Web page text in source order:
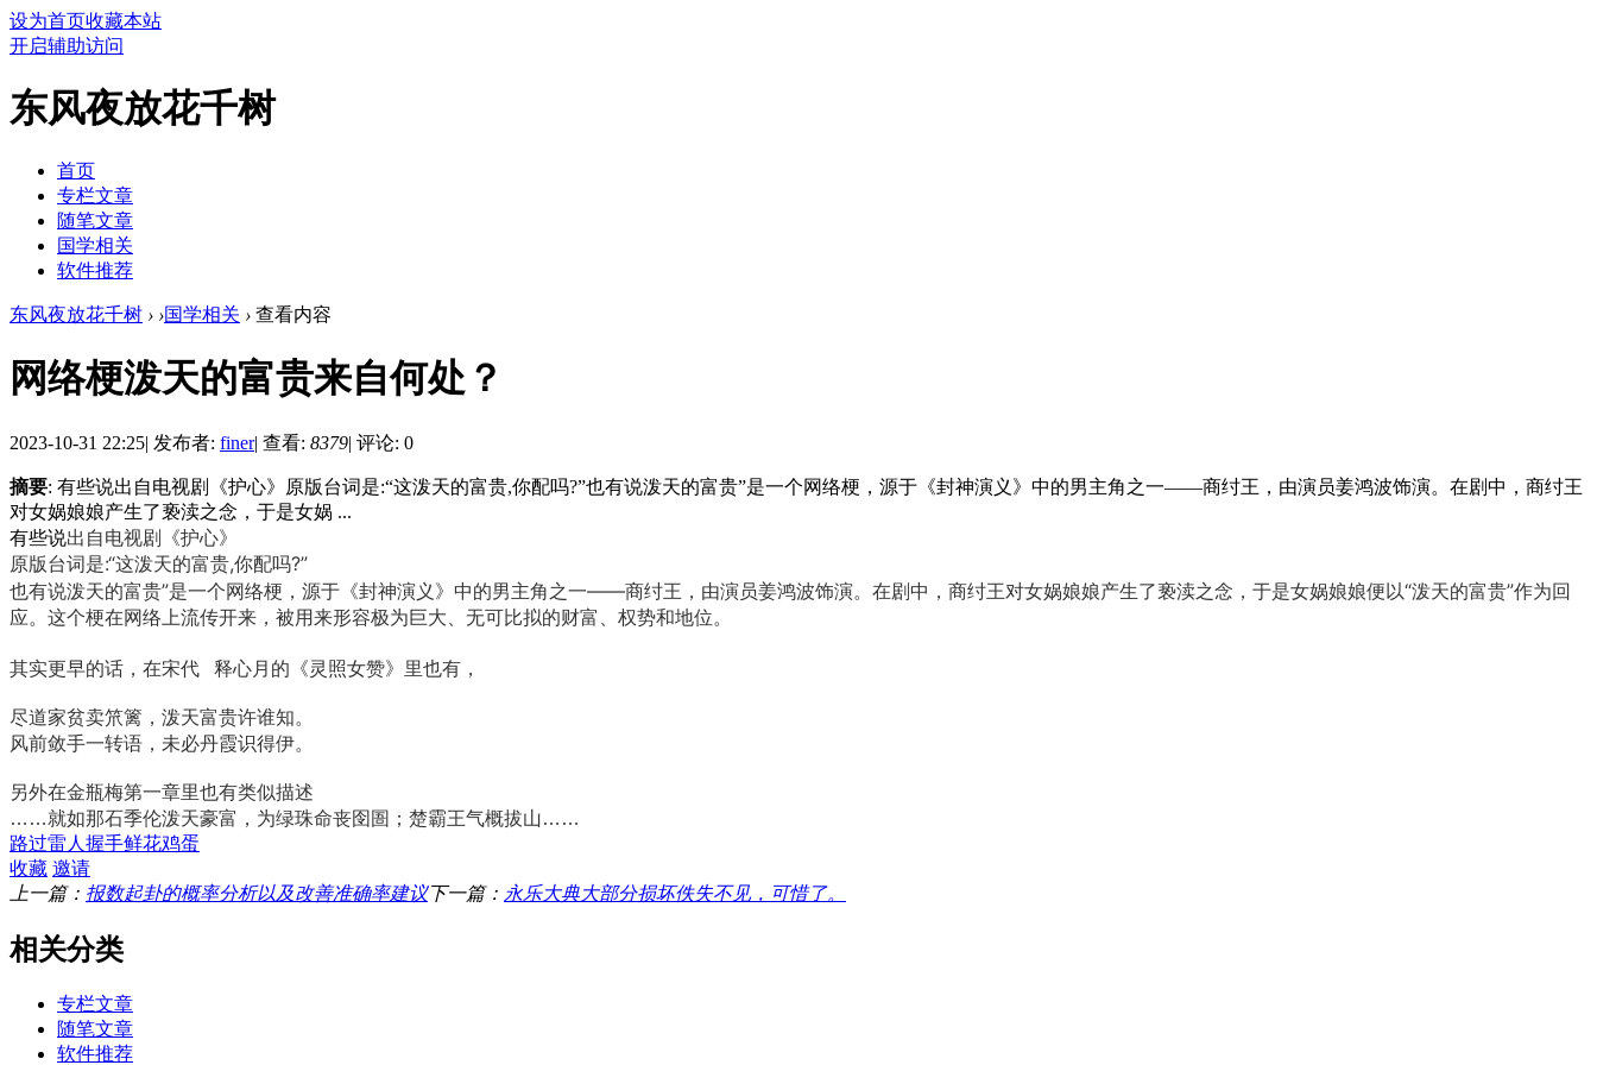
设为首页收藏本站
开启辅助访问
东风夜放花千树
首页
专栏文章
随笔文章
国学相关
软件推荐
东风夜放花千树 › ›国学相关 › 查看内容
网络梗泼天的富贵来自何处？
2023-10-31 22:25| 发布者: finer| 查看: 8379| 评论: 0
摘要: 有些说出自电视剧《护心》原版台词是:“这泼天的富贵,你配吗?”也有说泼天的富贵”是一个网络梗，源于《封神演义》中的男主角之一——商纣王，由演员姜鸿波饰演。在剧中，商纣王
对女娲娘娘产生了亵渎之念，于是女娲 ...
有些说出自电视剧《护心》
原版台词是:“这泼天的富贵,你配吗?”
也有说泼天的富贵”是一个网络梗，源于《封神演义》中的男主角之一——商纣王，由演员姜鸿波饰演。在剧中，商纣王对女娲娘娘产生了亵渎之念，于是女娲娘娘便以“泼天的富贵”作为回
应。这个梗在网络上流传开来，被用来形容极为巨大、无可比拟的财富、权势和地位。
其实更早的话，在宋代 释心月的 《灵照女赞》里也有，
尽道家贫卖笊篱，泼天富贵许谁知。
风前敛手一转语，未必丹霞识得伊。
另外在金瓶梅第一章里也有类似描述
……就如那石季伦泼天豪富，为绿珠命丧囹圄；楚霸王气概拔山……
路过雷人 握手鲜花鸡蛋
收藏 邀请
上一篇： 报数起卦的概率分析以及改善准确率建议下一篇： 永乐大典大部分损坏佚失不见，可惜了。
相关分类
专栏文章
随笔文章
软件推荐